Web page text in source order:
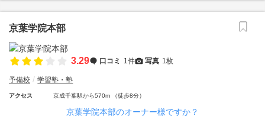
京葉学院本部
3.29 口コミ 1件 写真 1枚
予備校 学習塾・塾
アクセス 京成千葉駅から570m （徒歩8分）
京葉学院本部のオーナー様ですか？